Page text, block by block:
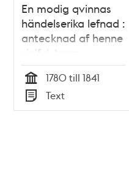
En modig qvinnas
händelserika lefnad :
antecknad af henne
sjelf / Anna
Carlström
Tid
1780 till 1841
Typ
Text